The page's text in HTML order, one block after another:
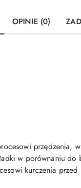
OPINIE (0)
przędzenia,
w porównaniu
kurczenia